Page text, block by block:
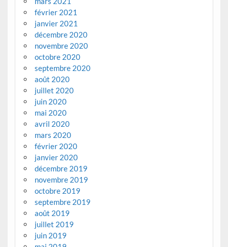
février 2021
janvier 2021
décembre 2020
novembre 2020
octobre 2020
septembre 2020
août 2020
juillet 2020
juin 2020
mai 2020
avril 2020
mars 2020
février 2020
janvier 2020
décembre 2019
novembre 2019
octobre 2019
septembre 2019
août 2019
juillet 2019
juin 2019